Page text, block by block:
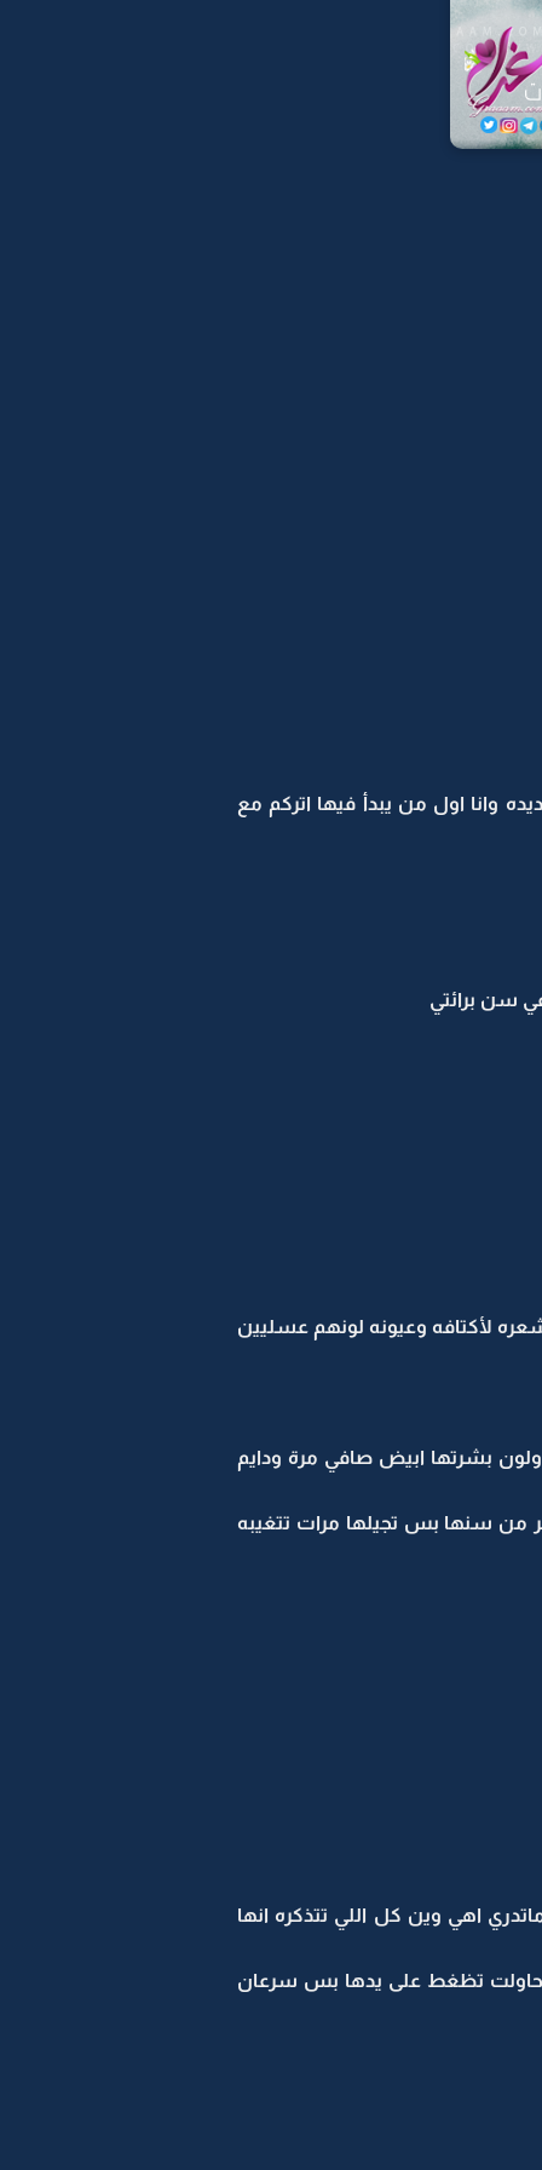
وانا اول من يبدأ فيها اتركم مع
سن برائتي
لأكتافه وعيونه لونهم عسليين
بشرتها ابيض صافي مرة ودايم
من سنها بس تجيلها مرات تتغيبه
اهي وين كل اللي تتذكره انها
تظغط على يدها بس سرعان